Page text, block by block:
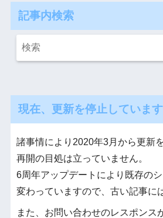
記事内検索
現在、更新を停止しています
諸事情により2020年3月から更新
再開の目処は立っていません。
6周年アップデートにより既存の
変わっていますので、古い記事に
また、お問い合わせのレスポンス